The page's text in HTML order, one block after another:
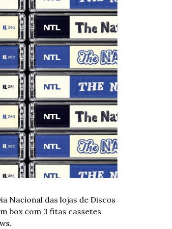
Nacional das lojas de Discos
box com 3 fitas cassetes